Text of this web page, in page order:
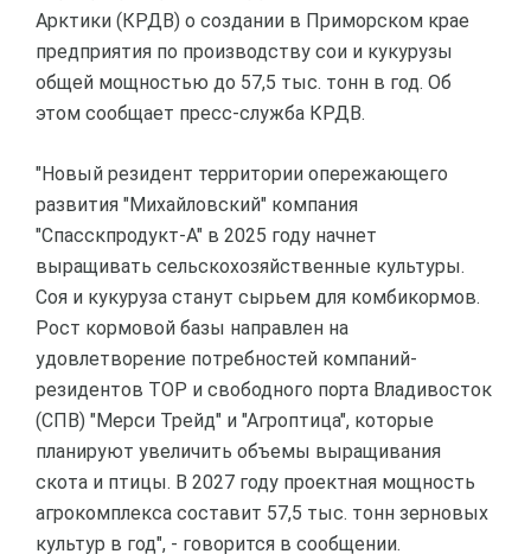
Арктики (КРДВ) о создании в Приморском крае
предприятия по производству сои и кукурузы
общей мощностью до 57,5 тыс. тонн в год. Об
этом сообщает пресс-служба КРДВ.
"Новый резидент территории опережающего
развития "Михайловский" компания
"Спасскпродукт-А" в 2025 году начнет
выращивать сельскохозяйственные культуры.
Соя и кукуруза станут сырьем для комбикормов.
Рост кормовой базы направлен на
удовлетворение потребностей компаний-
резидентов ТОР и свободного порта Владивосток
(СПВ) "Мерси Трейд" и "Агроптица", которые
планируют увеличить объемы выращивания
скота и птицы. В 2027 году проектная мощность
агрокомплекса составит 57,5 тыс. тонн зерновых
культур в год", - говорится в сообщении.